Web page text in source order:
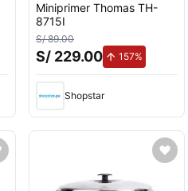
Miniprimer Thomas TH-
8715I
S/ 89.00
S/ 229.00 157%
Shopstar